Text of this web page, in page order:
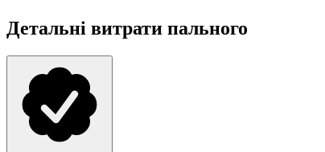
Детальні витрати пального